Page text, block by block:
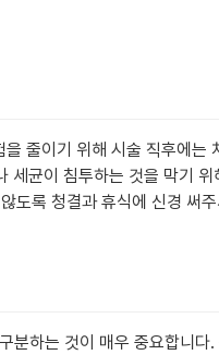
줄이기 위해 시술 직후에는
균이 침투하는 것을 막기 위
도록 청결과 휴식에 신경 써
분하는 것이 매우 중요합니